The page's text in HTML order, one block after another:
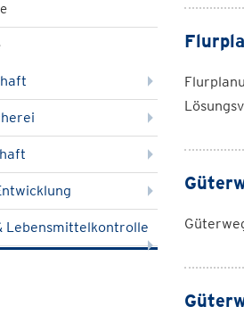
Lebensmittelkontrolle